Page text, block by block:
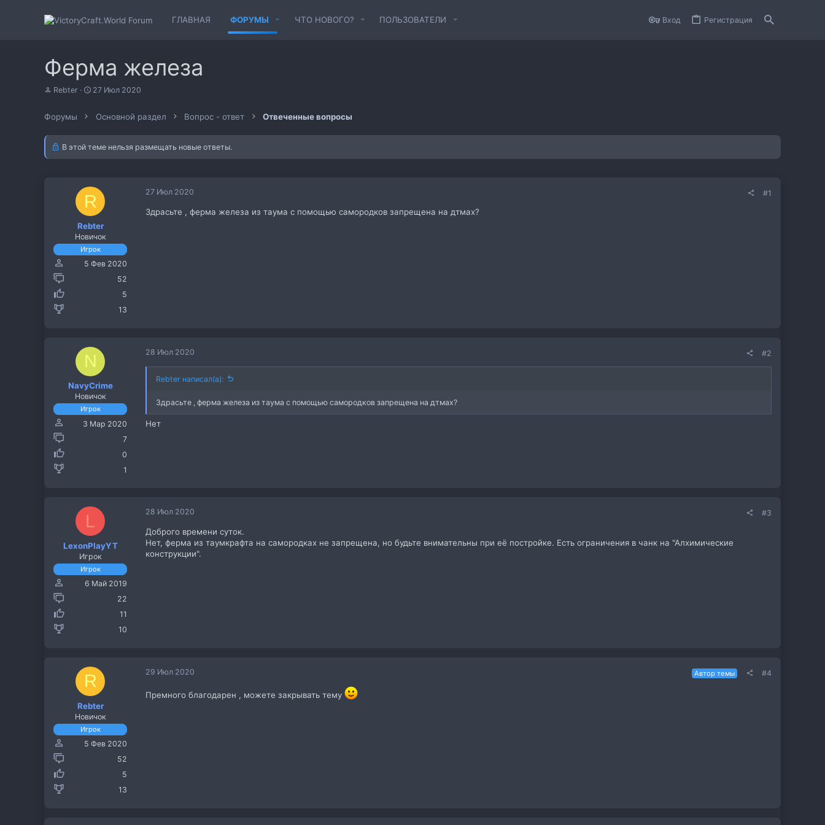
ГЛАВНАЯ ФОРУМЫ ЧТО НОВОГО? ПОЛЬЗОВАТЕЛИ Вход Регистрация
Ферма железа
А
о
т
е
Rebter
Д
ч
27 Июл 2020
Форумы Основной раздел Вопрос - ответ Отвеченные вопросы
В этой теме нельзя размещать новые ответы.
R
Rebter
Новичок
Игрок
5 Фев 2020
52
5
13
27 Июл 2020 #1
Здрасьте , ферма железа из таума с помощью самородков запрещена на дтмах?
N
NavyCrime
Новичок
Игрок
3 Мар 2020
7
0
1
28 Июл 2020 #2
Rebter написал(а):
Здрасьте , ферма железа из таума с помощью самородков запрещена на дтмах?
Нет
L
LexonPlayYT
Игрок
Игрок
6 Май 2019
22
11
10
28 Июл 2020 #3
Доброго времени суток.
Нет, ферма из таумкрафта на самородках не запрещена, но будьте внимательны при её постройке. Есть ограничения в чанк на "Алхимические
конструкции".
R
Rebter
Новичок
Игрок
5 Фев 2020
52
5
13
29 Июл 2020 Автор темы #4
Премного благодарен , можете закрывать тему